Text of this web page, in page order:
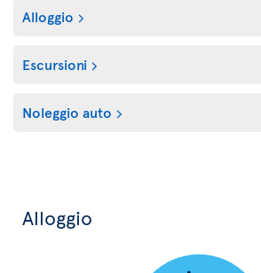
Alloggio
Escursioni
Noleggio auto
Alloggio